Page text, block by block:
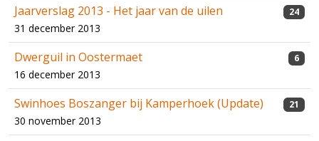
Jaarverslag 2013 - Het jaar van de uilen
31 december 2013
24
Dwerguil in Oostermaet
16 december 2013
6
Swinhoes Boszanger bij Kamperhoek (Update)
30 november 2013
21